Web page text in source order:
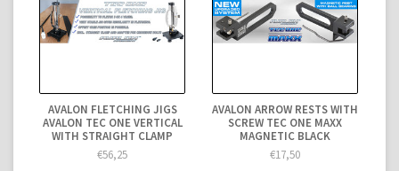
AVALON FLETCHING JIGS
AVALON TEC ONE VERTICAL
WITH STRAIGHT CLAMP
€56,25
AVALON ARROW RESTS WITH
SCREW TEC ONE MAXX
MAGNETIC BLACK
€17,50